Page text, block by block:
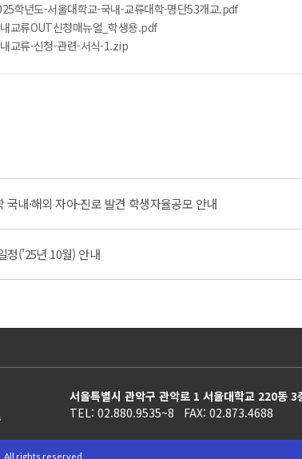
학년도-서울대학교-국내-교류대학-명단53개교.pdf
교류OUT신청매뉴얼_학생용.pdf
교류-신청-관련-서식-1.zip
국내·해외 자아-진로 발견 학생자율공모 안내
정('25년 10월) 안내
서울특별시 관악구 관악로 1 서울대학교 220동 3
TEL: 02.880.9535~8 FAX: 02.873.4688
All rights reserved.